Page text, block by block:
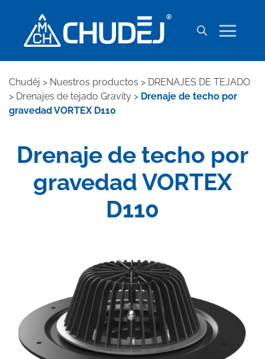
Chuděj > Nuestros productos > DRENAJES DE TEJADO
> Drenajes de tejado Gravity > Drenaje de techo por
gravedad VORTEX D110
Drenaje de techo por
gravedad VORTEX
D110